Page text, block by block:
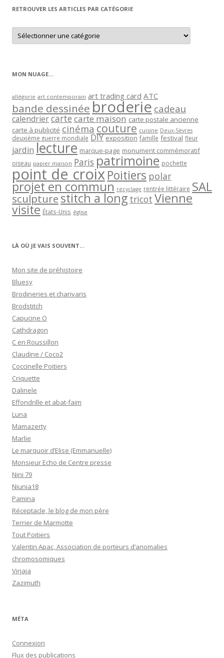
RETROUVER LES ARTICLES PAR CATÉGORIE
Retrouver
les
articles
MON NUAGE…
allégorie art contemporain art trading card ATC
bande dessinée broderie cadeau
calendriercartecarte maison carte postale ancienne
carte à publicité cinéma couture cuisine Deux-Sèvres
deuxième guerre mondiale DIY exposition famille festival fleur
jardin lecture marque-page monument commémoratif
oiseau papier maison Paris patrimoine pochette
point de croixPoitiers polar
projet en commun recyclage rentrée littéraire SAL
sculpturestitch a long tricot Vienne
visite États-Unis église
LÀ OÙ JE VAIS SOUVENT…
Mon site de préhistoire
Bluesy
Brodineries et charivaris
Brodstitch
Capucine O
Cathdragon
C en Roussillon
Claudine / Coco2
Coccinelle Poitiers
Criquette
Dalinele
Effondrille et abat-faim
Luna
Mamazerty
Marlie
Le marquoir d’Elise (Emmanuelle)
Monsieur Echo de Centre presse
Nini 79
Niunia18
Pamina
Réceptacle, le blog de mon père
Terrier de Marmotte
Tout Poitiers
Valentin Apac, Association de porteurs d’anomalies
chromosomiques
Virjaja
Zazimuth
MÉTA
Connexion
Flux des publications